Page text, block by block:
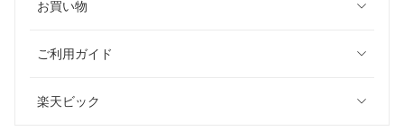
お買い物
ご利用ガイド
楽天ビック